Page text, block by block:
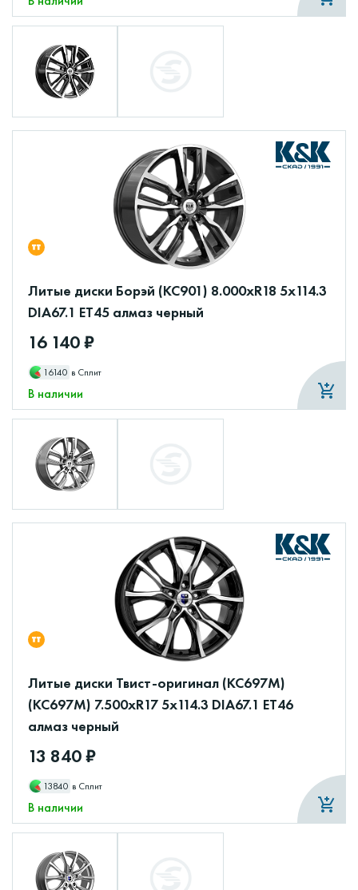
Литые диски Борэй (КС901) 8.000xR18 5x114.3
DIA67.1 ET45 алмаз черный
16 140 ₽
16140 в Сплит
В наличии
Литые диски Твист-оригинал (КС697M)
(КС697М) 7.500xR17 5x114.3 DIA67.1 ET46
алмаз черный
13 840 ₽
13840 в Сплит
В наличии